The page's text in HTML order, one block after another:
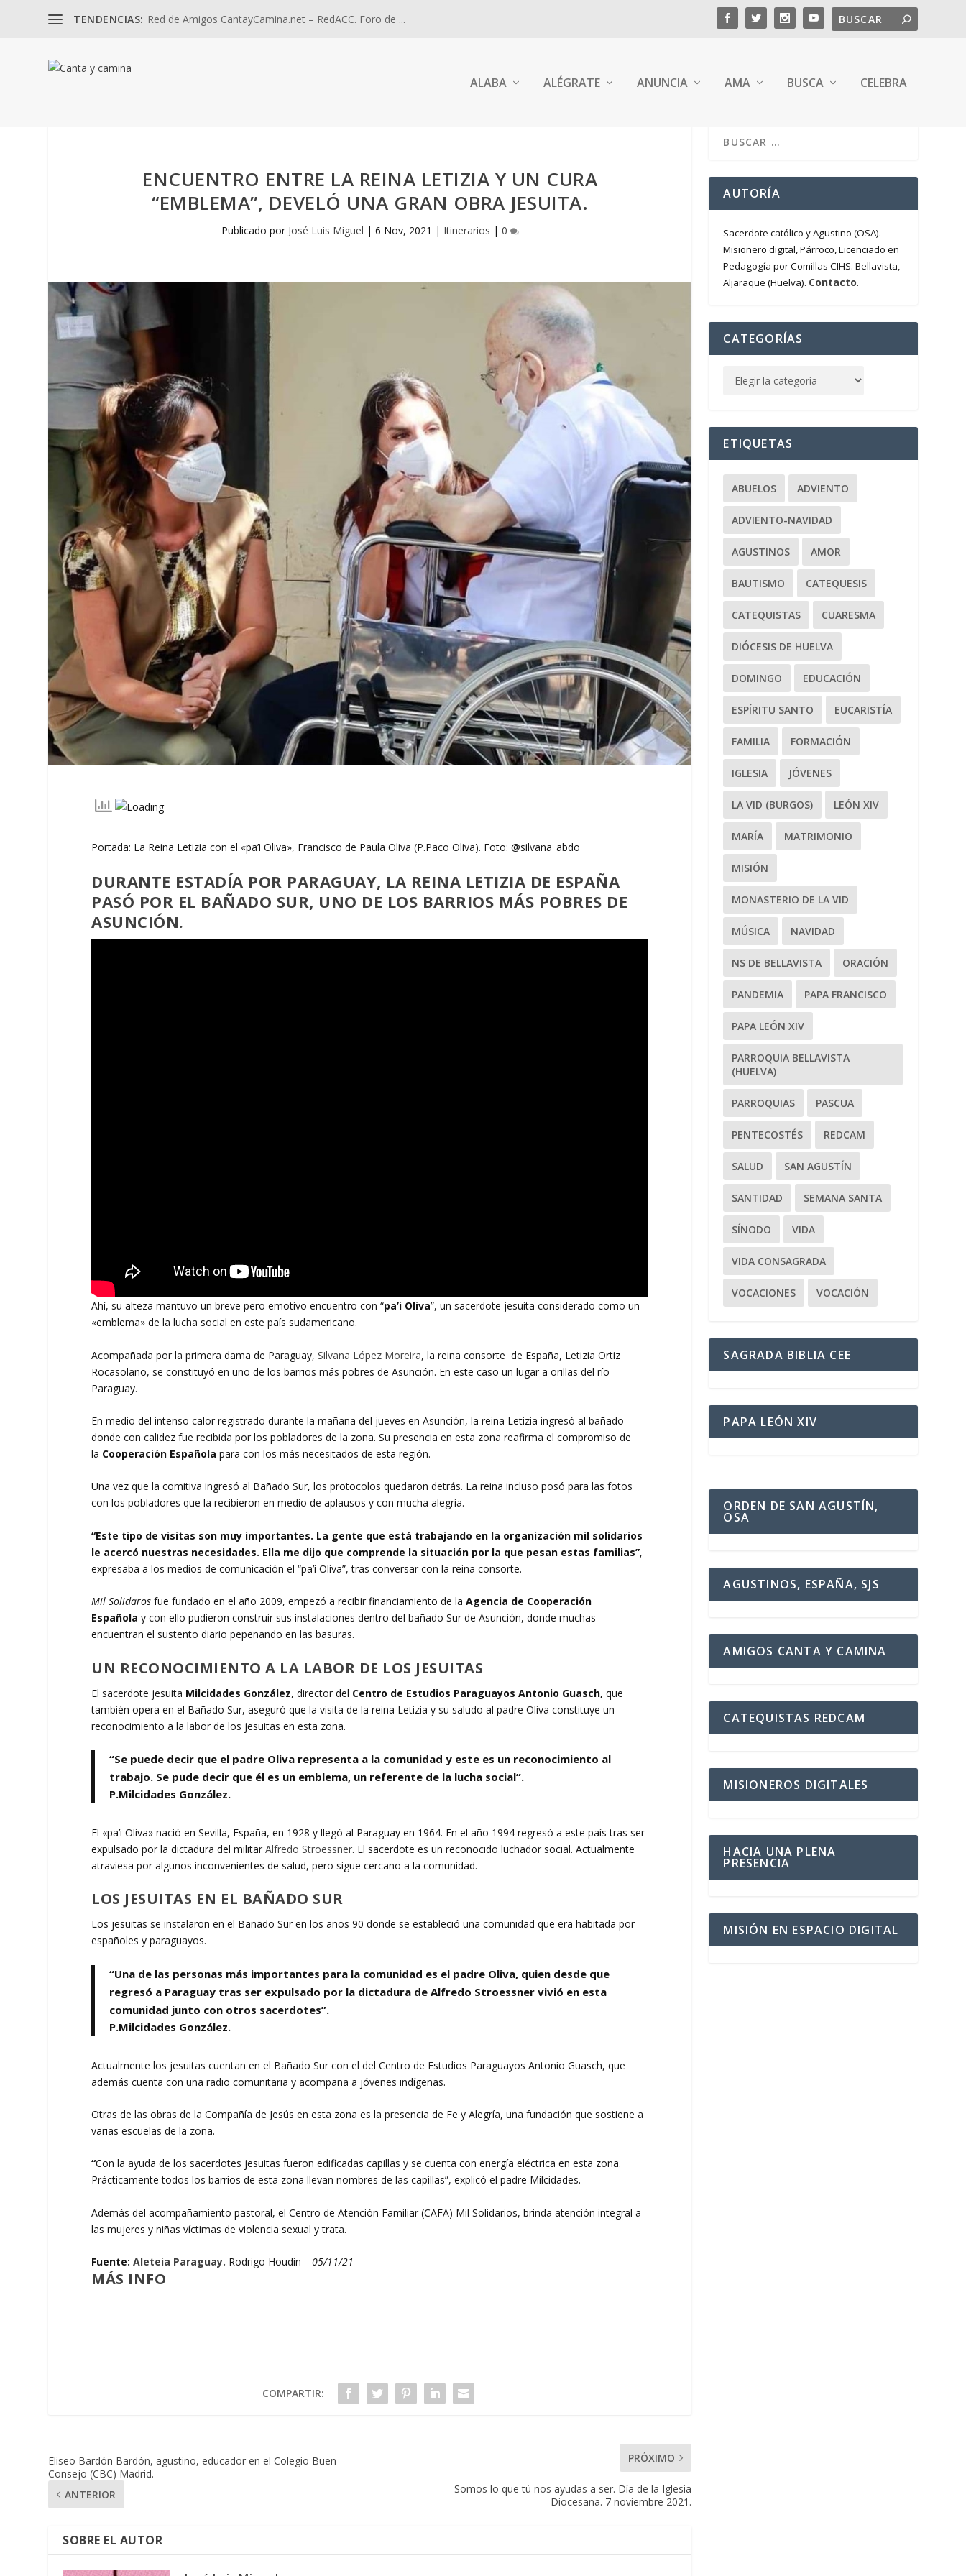
TENDENCIAS: Red de Amigos CantayCamina.net – RedACC. Foro de ...
ALABA ALÉGRATE ANUNCIA AMA BUSCA CELEBRA
ENCUENTRO ENTRE LA REINA LETIZIA Y UN CURA
“EMBLEMA”, DEVELÓ UNA GRAN OBRA JESUITA.
Publicado por José Luis Miguel | 6 Nov, 2021 | Itinerarios | 0
Portada: La Reina Letizia con el «pa’i Oliva», Francisco de Paula Oliva (P.Paco Oliva). Foto: @silvana_abdo
DURANTE ESTADÍA POR PARAGUAY, LA REINA LETIZIA DE ESPAÑA
PASÓ POR EL BAÑADO SUR, UNO DE LOS BARRIOS MÁS POBRES DE
ASUNCIÓN.
Ahí, su alteza mantuvo un breve pero emotivo encuentro con “pa’i Oliva”, un sacerdote jesuita considerado como un
«emblema» de la lucha social en este país sudamericano.
Acompañada por la primera dama de Paraguay,Silvana López Moreira, la reina consorte de España, Letizia Ortiz
Rocasolano, se constituyó en uno de los barrios más pobres de Asunción. En este caso un lugar a orillas del río
Paraguay.
En medio del intenso calor registrado durante la mañana del jueves en Asunción, la reina Letizia ingresó al bañado
donde con calidez fue recibida por los pobladores de la zona. Su presencia en esta zona reafirma el compromiso de
la Cooperación Españolapara con los más necesitados de esta región.
Una vez que la comitiva ingresó al Bañado Sur, los protocolos quedaron detrás. La reina incluso posó para las fotos
con los pobladores que la recibieron en medio de aplausos y con mucha alegría.
“Este tipo de visitas son muy importantes. La gente que está trabajando en la organización mil solidarios
le acercó nuestras necesidades. Ella me dijo que comprende la situación por la que pesan estas familias”,
expresaba a los medios de comunicación el “pa’i Oliva”, tras conversar con la reina consorte.
Mil Solidarosfue fundado en el año 2009, empezó a recibir financiamiento de laAgencia de Cooperación
Española y con ello pudieron construir sus instalaciones dentro del bañado Sur de Asunción, donde muchas
encuentran el sustento diario pepenando en las basuras.
UN RECONOCIMIENTO A LA LABOR DE LOS JESUITAS
El sacerdote jesuita Milcidades González, director del Centro de Estudios Paraguayos Antonio Guasch, que
también opera en el Bañado Sur, aseguró que la visita de la reina Letizia y su saludo al padre Oliva constituye un
reconocimiento a la labor de los jesuitas en esta zona.
“Se puede decir que el padre Oliva representa a la comunidad y este es un reconocimiento al
trabajo. Se pude decir que él es un emblema, un referente de la lucha social”.
P.Milcidades González.
El «pa’i Oliva» nació en Sevilla, España, en 1928 y llegó al Paraguay en 1964. En el año 1994 regresó a este país tras ser
expulsado por la dictadura del militarAlfredo Stroessner. El sacerdote es un reconocido luchador social. Actualmente
atraviesa por algunos inconvenientes de salud, pero sigue cercano a la comunidad.
LOS JESUITAS EN EL BAÑADO SUR
Los jesuitas se instalaron en el Bañado Sur en los años 90 donde se estableció una comunidad que era habitada por
españoles y paraguayos.
“Una de las personas más importantes para la comunidad es el padre Oliva, quien desde que
regresó a Paraguay tras ser expulsado por la dictadura de Alfredo Stroessner vivió en esta
comunidad junto con otros sacerdotes”.
P.Milcidades González.
Actualmente los jesuitas cuentan en el Bañado Sur con el del Centro de Estudios Paraguayos Antonio Guasch, que
además cuenta con una radio comunitaria y acompaña a jóvenes indígenas.
Otras de las obras de la Compañía de Jesús en esta zona es la presencia de Fe y Alegría, una fundación que sostiene a
varias escuelas de la zona.
“Con la ayuda de los sacerdotes jesuitas fueron edificadas capillas y se cuenta con energía eléctrica en esta zona.
Prácticamente todos los barrios de esta zona llevan nombres de las capillas”, explicó el padre Milcidades.
Además del acompañamiento pastoral, el Centro de Atención Familiar (CAFA) Mil Solidarios, brinda atención integral a
las mujeres y niñas víctimas de violencia sexual y trata.
Fuente:Aleteia Paraguay. Rodrigo Houdin – 05/11/21
MÁS INFO
COMPARTIR:
Eliseo Bardón Bardón, agustino, educador en el Colegio Buen
Consejo (CBC) Madrid.
ANTERIOR
PRÓXIMO
Somos lo que tú nos ayudas a ser. Día de la Iglesia
Diocesana. 7 noviembre 2021.
SOBRE EL AUTOR
AUTORÍA
Sacerdote católico y Agustino (OSA).
Misionero digital, Párroco, Licenciado en
Pedagogía por Comillas CIHS. Bellavista,
Aljaraque (Huelva). Contacto.
CATEGORÍAS
ETIQUETAS
ABUELOS ADVIENTO
ADVIENTO-NAVIDAD
AGUSTINOS AMOR
BAUTISMO CATEQUESIS
CATEQUISTAS CUARESMA
DIÓCESIS DE HUELVA
DOMINGO EDUCACIÓN
ESPÍRITU SANTO EUCARISTÍA
FAMILIA FORMACIÓN
IGLESIA JÓVENES
LA VID (BURGOS) LEÓN XIV
MARÍA MATRIMONIO
MISIÓN
MONASTERIO DE LA VID
MÚSICA NAVIDAD
NS DE BELLAVISTA ORACIÓN
PANDEMIA PAPA FRANCISCO
PAPA LEÓN XIV
PARROQUIA BELLAVISTA
(HUELVA)
PARROQUIAS PASCUA
PENTECOSTÉS REDCAM
SALUD SAN AGUSTÍN
SANTIDAD SEMANA SANTA
SÍNODO VIDA
VIDA CONSAGRADA
VOCACIONES VOCACIÓN
SAGRADA BIBLIA CEE
PAPA LEÓN XIV
ORDEN DE SAN AGUSTÍN,
OSA
AGUSTINOS, ESPAÑA, SJS
AMIGOS CANTA Y CAMINA
CATEQUISTAS REDCAM
MISIONEROS DIGITALES
HACIA UNA PLENA
PRESENCIA
MISIÓN EN ESPACIO DIGITAL